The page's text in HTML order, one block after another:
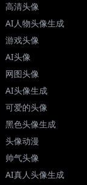
高清头像
AI人物头像生成
游戏头像
AI头像
网图头像
AI头像生成
可爱的头像
黑色头像生成
头像动漫
帅气头像
AI真人头像生成